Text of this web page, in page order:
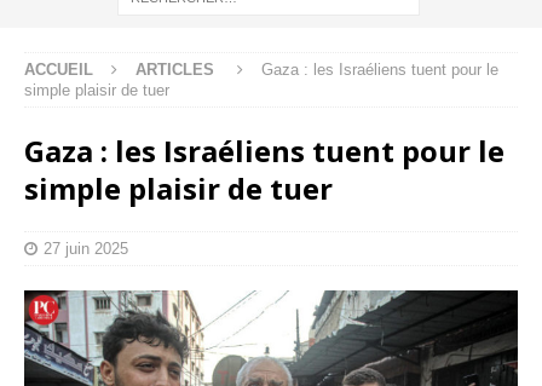
ACCUEIL ARTICLES
Gaza : les Israéliens tuent pour le
simple plaisir de tuer
Gaza : les Israéliens tuent pour le
simple plaisir de tuer
27 juin 2025